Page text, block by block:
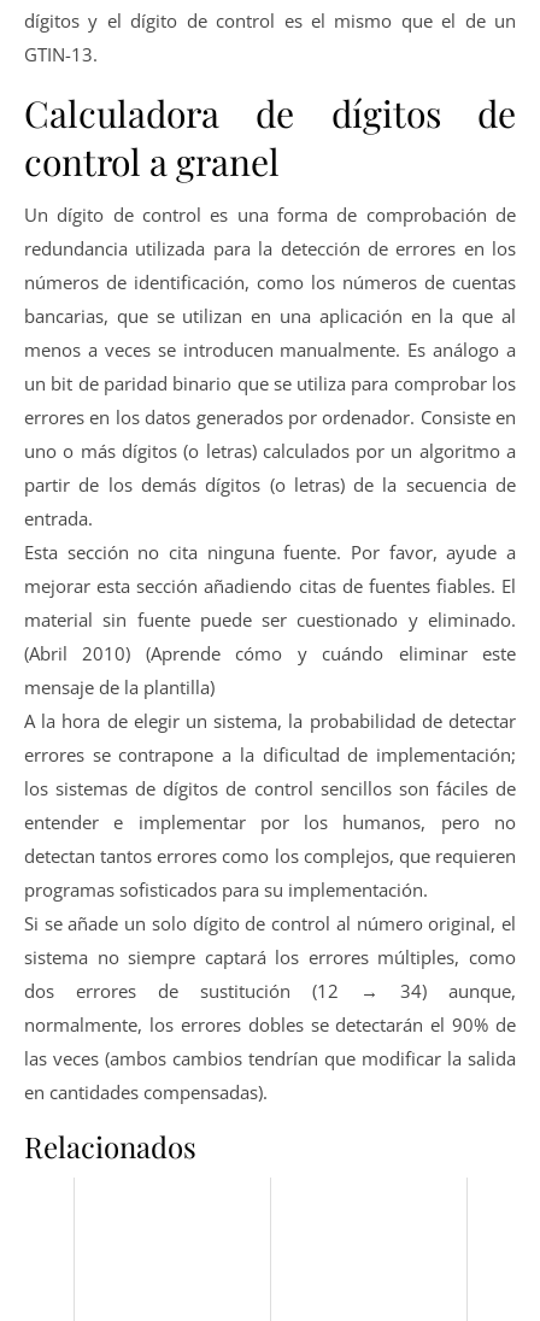
dígitos y el dígito de control es el mismo que el de un
GTIN-13.
Calculadora de dígitos de
control a granel
Un dígito de control es una forma de comprobación de
redundancia utilizada para la detección de errores en los
números de identificación, como los números de cuentas
bancarias, que se utilizan en una aplicación en la que al
menos a veces se introducen manualmente. Es análogo a
un bit de paridad binario que se utiliza para comprobar los
errores en los datos generados por ordenador. Consiste en
uno o más dígitos (o letras) calculados por un algoritmo a
partir de los demás dígitos (o letras) de la secuencia de
entrada.
Esta sección no cita ninguna fuente. Por favor, ayude a
mejorar esta sección añadiendo citas de fuentes fiables. El
material sin fuente puede ser cuestionado y eliminado.
(Abril 2010) (Aprende cómo y cuándo eliminar este
mensaje de la plantilla)
A la hora de elegir un sistema, la probabilidad de detectar
errores se contrapone a la dificultad de implementación;
los sistemas de dígitos de control sencillos son fáciles de
entender e implementar por los humanos, pero no
detectan tantos errores como los complejos, que requieren
programas sofisticados para su implementación.
Si se añade un solo dígito de control al número original, el
sistema no siempre captará los errores múltiples, como
dos errores de sustitución (12 → 34) aunque,
normalmente, los errores dobles se detectarán el 90% de
las veces (ambos cambios tendrían que modificar la salida
en cantidades compensadas).
Relacionados